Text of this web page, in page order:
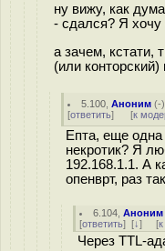
ну вижу, как
- сдался? Я хочу
а зачем, кстати,
(или конторский)
5.100 ,Аноним (-
[ответить] [к
Епта, еще
некротик? Я
192.168.1.1. А
опенврт, раз
6.104 ,Аноним
[ответить] [↓] [
Через TTL-